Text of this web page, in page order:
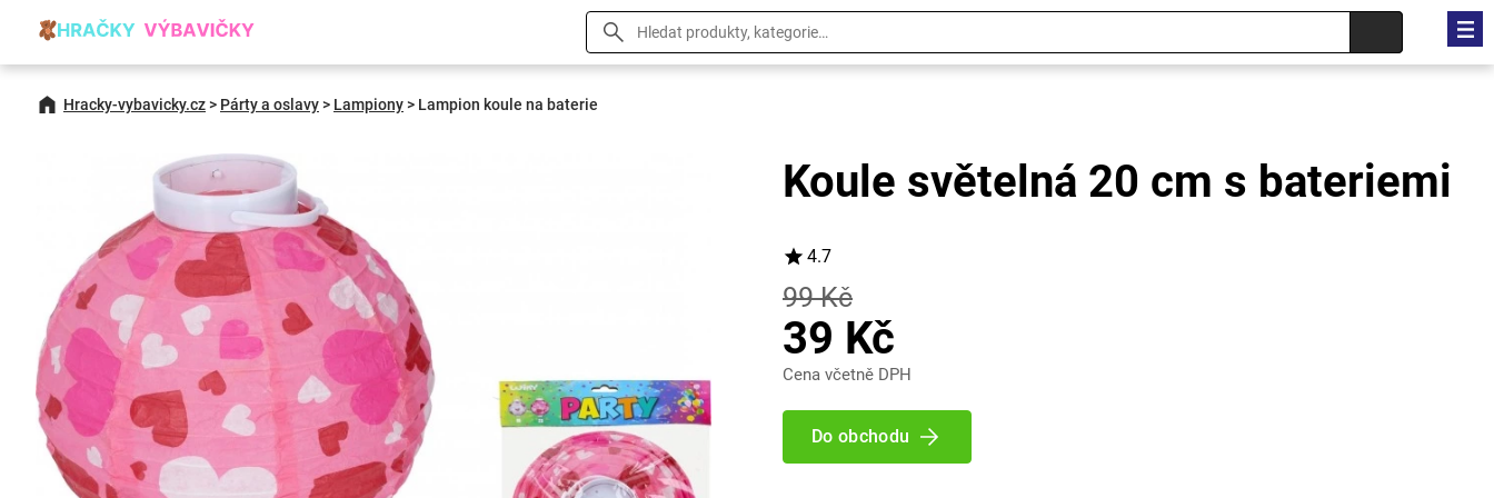
Hracky-vybavicky.cz> Párty a oslavy> Lampiony> Lampion koule na baterie
Koule světelná 20 cm s bateriemi
4.7
99 Kč
39 Kč
Cena včetně DPH
Do obchodu